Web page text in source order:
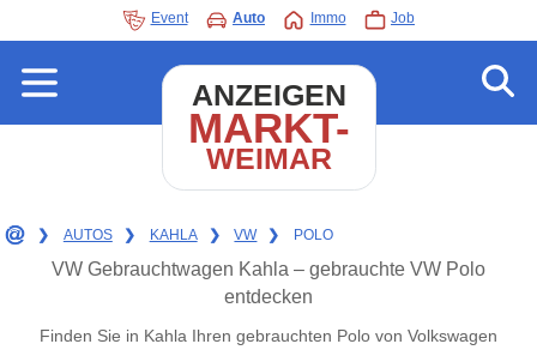
Event Auto Immo Job
ANZEIGEN
MARKT-
WEIMAR
❯ AUTOS ❯ KAHLA ❯ VW ❯ POLO
VW Gebrauchtwagen Kahla – gebrauchte VW Polo
entdecken
Finden Sie in Kahla Ihren gebrauchten Polo von Volkswagen